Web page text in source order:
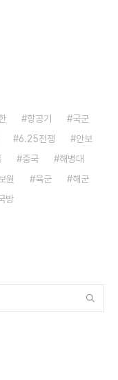
항공기
국군
6.25전쟁
안보
중국
해병대
원 육군
해군
방